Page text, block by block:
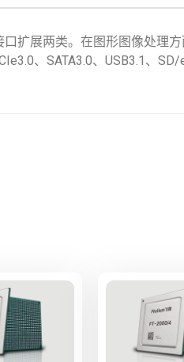
扩展两类。在图形图像处理
、SATA3.0、USB3.1、